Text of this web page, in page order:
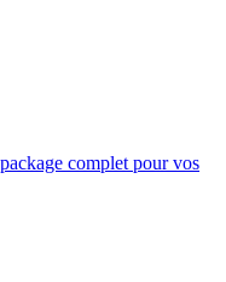
complet pour vos